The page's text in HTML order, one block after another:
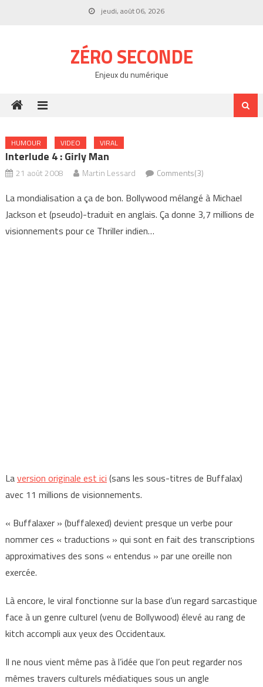
jeudi, août 06, 2026
ZÉRO SECONDE
Enjeux du numérique
HUMOUR VIDEO VIRAL
Interlude 4 : Girly Man
21 août 2008 Martin Lessard Comments(3)
La mondialisation a ça de bon. Bollywood mélangé à Michael
Jackson et (pseudo)-traduit en anglais. Ça donne 3,7 millions de
visionnements pour ce Thriller indien…
Laversion originale est ici (sans les sous-titres de Buffalax)
avec 11 millions de visionnements.
« Buffalaxer » (buffalexed) devient presque un verbe pour
nommer ces « traductions » qui sont en fait des transcriptions
approximatives des sons « entendus » par une oreille non
exercée.
Là encore, le viral fonctionne sur la base d’un regard sarcastique
face à un genre culturel (venu de Bollywood) élevé au rang de
kitch accompli aux yeux des Occidentaux.
Il ne nous vient même pas à l’idée que l’on peut regarder nos
mêmes travers culturels médiatiques sous un angle